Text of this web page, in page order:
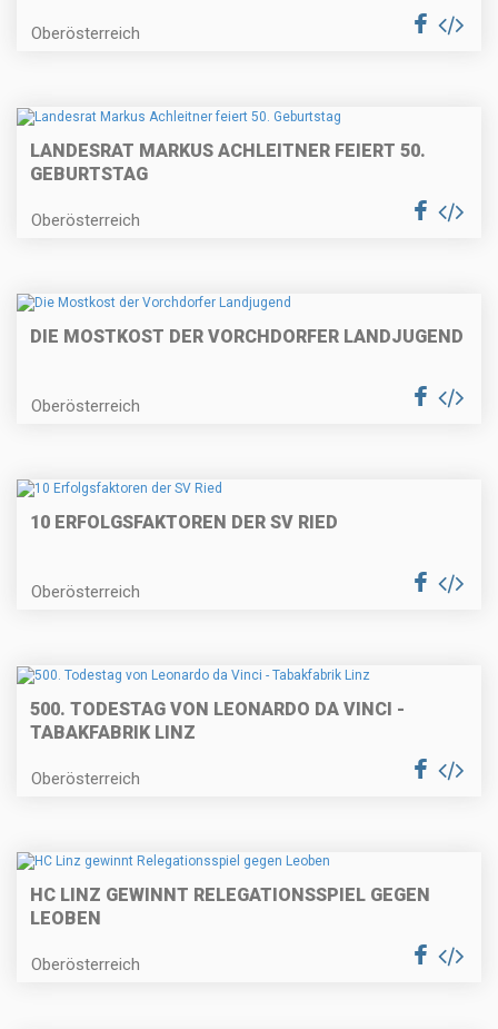
Oberösterreich
LANDESRAT MARKUS ACHLEITNER FEIERT 50.
GEBURTSTAG
Oberösterreich
DIE MOSTKOST DER VORCHDORFER LANDJUGEND
Oberösterreich
10 ERFOLGSFAKTOREN DER SV RIED
Oberösterreich
500. TODESTAG VON LEONARDO DA VINCI -
TABAKFABRIK LINZ
Oberösterreich
HC LINZ GEWINNT RELEGATIONSSPIEL GEGEN
LEOBEN
Oberösterreich